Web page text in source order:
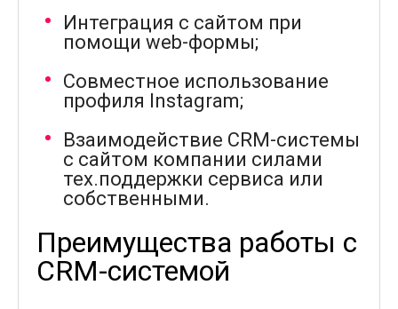
Интеграция с сайтом при
помощи web-формы;
Совместное использование
профиля Instagram;
Взаимодействие CRM-системы
с сайтом компании силами
тех.поддержки сервиса или
собственными.
Преимущества работы с
CRM-системой